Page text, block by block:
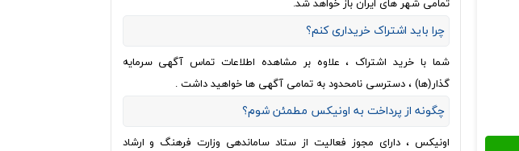
تمامی شهر های ایران باز خواهد شد.
چرا باید اشتراک خریداری کنم؟
شما با خرید اشتراک ، علاوه بر مشاهده اطلاعات تماس آگهی سرمایه
گذار(ها) ، دسترسی نامحدود به تمامی آگهی ها خواهید داشت .
چگونه از پرداخت به اونیکس مطمئن شوم؟
اونیکس ، دارای مجوز فعالیت از ستاد ساماندهی وزارت فرهنگ و ارشاد